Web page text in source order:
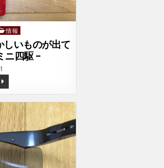
91W
情報
しいものが出て
ニ四駆 –